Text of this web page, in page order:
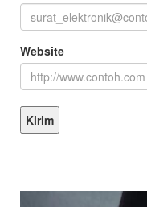
Website